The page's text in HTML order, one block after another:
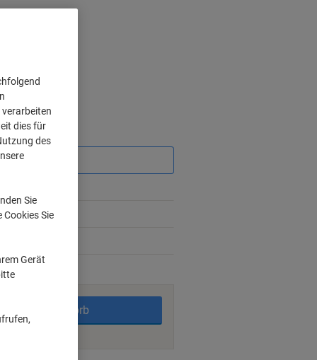
In den Warenkorb
dies für
des
Sie
Sie
Gerät